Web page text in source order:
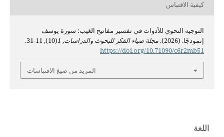
كيفية الاقتباس
التوجيه النحوي للأدوات في تفسير مفاتيح الغيب: سورة يوسف
إنموذجًا. (2026).
مجلة ضياء الفكر للبحوث والدراسات,
1
(10), 11-31.
https://doi.org/10.71090/c6r2mb51
المزيد من صيغ الاقتباسات
اللغة